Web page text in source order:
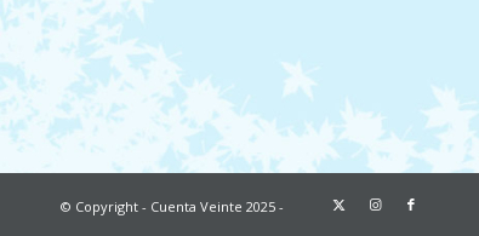
© Copyright - Cuenta Veinte 2025 -